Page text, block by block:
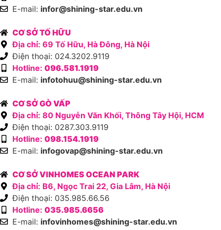
E-mail: infor@shining-star.edu.vn
CƠ SỞ TỐ HỮU
Địa chỉ: 69 Tố Hữu, Hà Đông, Hà Nội
Điện thoại: 024.3202.9119
Hotline: 096.581.1919
E-mail: infotohuu@shining-star.edu.vn
CƠ SỞ GÒ VẤP
Địa chỉ: 80 Nguyễn Văn Khối, Thông Tây Hội, HCM
Điện thoại: 0287.303.9119
Hotline: 098.154.1919
E-mail: infogovap@shining-star.edu.vn
CƠ SỞ VINHOMES OCEAN PARK
Địa chỉ: B6, Ngọc Trai 22, Gia Lâm, Hà Nội
Điện thoại: 035.985.66.56
Hotline: 035.985.6656
E-mail: infovinhomes@shining-star.edu.vn